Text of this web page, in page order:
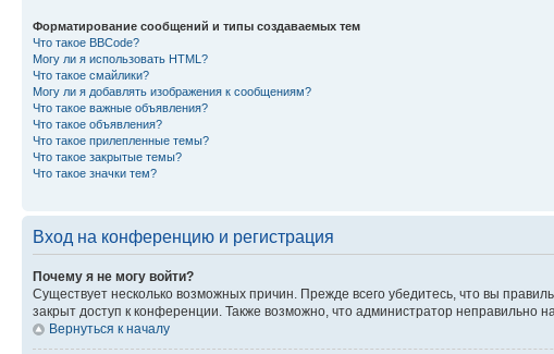
Форматирование сообщений и типы создаваемых тем
Что такое BBCode?
Могу ли я использовать HTML?
Что такое смайлики?
Могу ли я добавлять изображения к сообщениям?
Что такое важные объявления?
Что такое объявления?
Что такое прилепленные темы?
Что такое закрытые темы?
Что такое значки тем?
Вход на конференцию и регистрация
Почему я не могу войти?
Существует несколько возможных причин. Прежде всего убедитесь, что вы
закрыт доступ к конференции. Также возможно, что администратор неправильно
Вернуться к началу